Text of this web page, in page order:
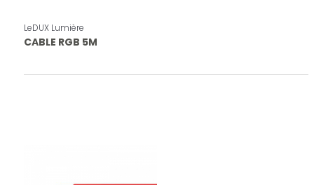
LeDUX Lumière
CABLE RGB 5M